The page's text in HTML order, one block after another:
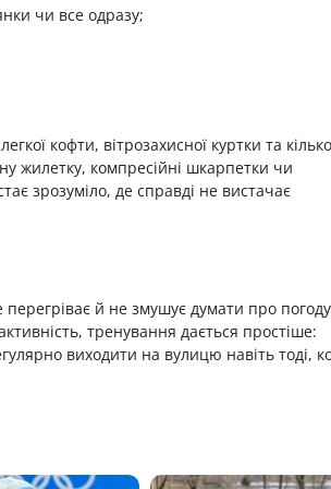
чи все одразу;
кофти, вітрозахисної куртки та
жилетку, компресійні шкарпетки чи
зрозуміло, де справді не вистачає
й не змушує думати про погоду
тренування дається простіше:
виходити на вулицю навіть тоді,